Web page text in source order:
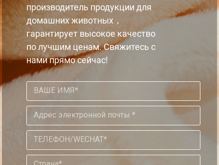
производитель продукции для
домашних животных，
гарантирует высокое качество
по лучшим ценам. Свяжитесь с
нами прямо сейчас!